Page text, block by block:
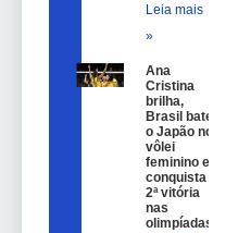
Leia mais
»
Ana
Cristina
brilha,
Brasil bate
o Japão no
vôlei
feminino e
conquista
2ª vitória
nas
olimpíadas